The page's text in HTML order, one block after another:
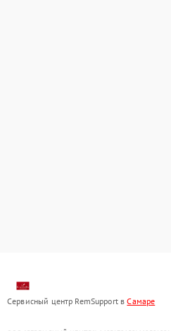
Сервисный центр RemSupport вСамаре